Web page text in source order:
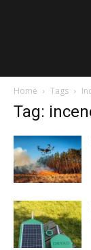
Home Tags
Tag: